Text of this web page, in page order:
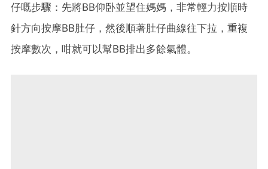
仔嘅步驟：先將BB仰卧並望住媽媽，非常輕力按順時
針方向按摩BB肚仔，然後順著肚仔曲線往下拉，重複
按摩數次，咁就可以幫BB排出多餘氣體。